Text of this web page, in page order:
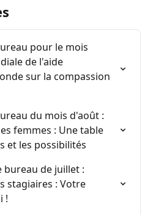
pour le mois
de l'aide
sur la compassion
du mois d'août :
femmes : Une table
et les possibilités
bureau de juillet :
stagiaires : Votre
!